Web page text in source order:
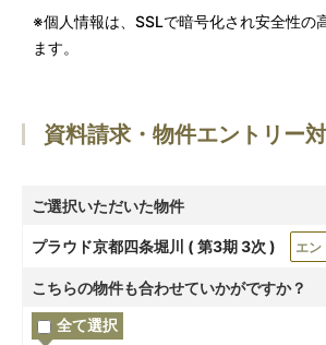
※個人情報は、SSLで暗号化され安全性の
ます。
資料請求・物件エントリー
ご選択いただいた物件
プラウド京都四条堀川 ( 第3期 3次 ) エン
こちらの物件も合わせていかがですか？
全て選択